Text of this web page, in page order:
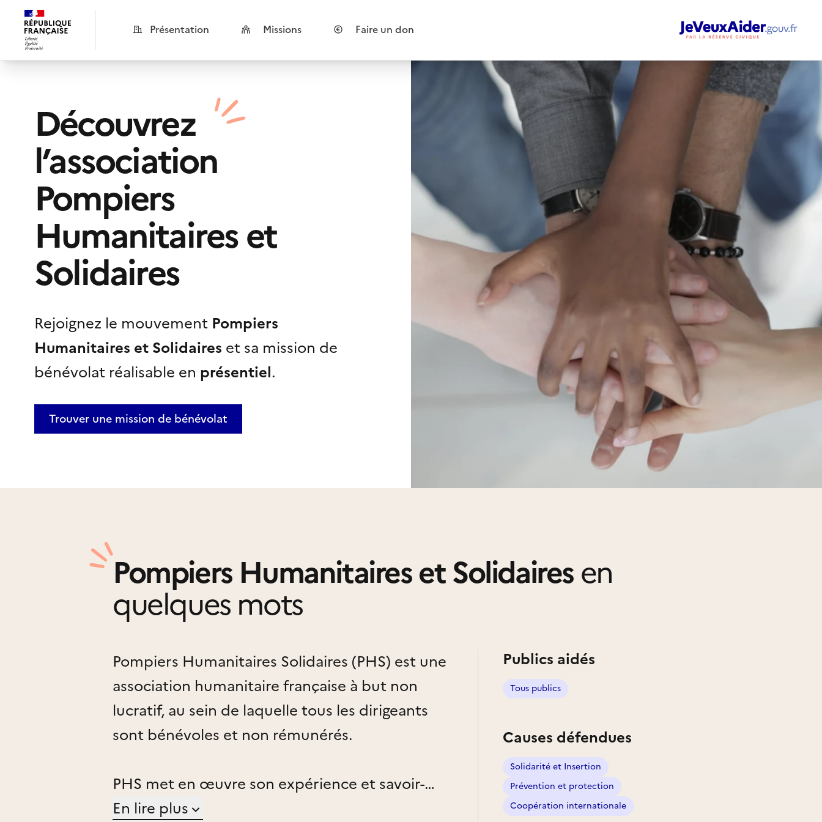
Présentation Missions Faire un don
Découvrez
l’association
Pompiers
Humanitaires et
Solidaires
Rejoignez le mouvement Pompiers
Humanitaires et Solidaires et sa mission de
bénévolat réalisable en présentiel.
Trouver une mission de bénévolat
Pompiers Humanitaires et Solidairesen
quelques mots
Pompiers Humanitaires Solidaires (PHS) est une
association humanitaire française à but non
lucratif, au sein de laquelle tous les dirigeants
sont bénévoles et non rémunérés.
PHS met en œuvre son expérience et savoir-
faire humanitaire au service des populations en
En lire plus
Publics aidés
Tous publics
Causes défendues
Solidarité et Insertion
Prévention et protection
Coopération internationale